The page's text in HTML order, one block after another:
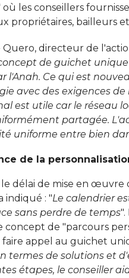
les conseillers
propriétaires, bailleurs
Quero, directeur de
de guichet
l'Anah. Ce qui est
avec des exigences
est utile car le réseau
partagée.
uniforme entre bien
de la
délai de mise en œuvre
indiqué : "Le calendrier
sans perdre de temps
concept de "parcours
faire appel au guichet
termes de solutions et
étapes, le conseiller